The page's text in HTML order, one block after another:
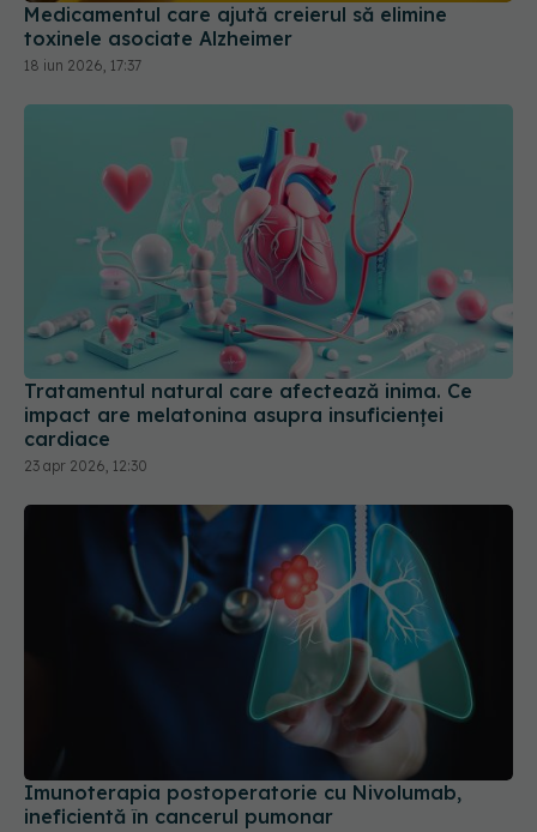
Medicamentul care ajută creierul să elimine
toxinele asociate Alzheimer
18 iun 2026, 17:37
Tratamentul natural care afectează inima. Ce
impact are melatonina asupra insuficienței
cardiace
23 apr 2026, 12:30
Imunoterapia postoperatorie cu Nivolumab,
ineficientă în cancerul pumonar